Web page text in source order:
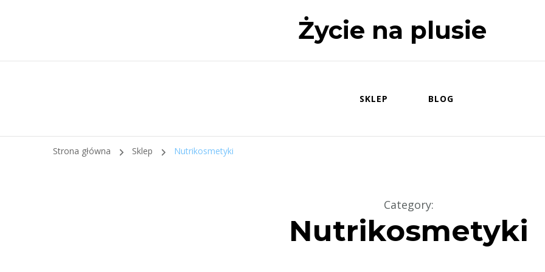
Życie na plusie
SKLEP BLOG
Strona główna Sklep Nutrikosmetyki
Category:
Nutrikosmetyki